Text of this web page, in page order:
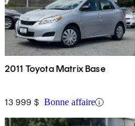
2011 Toyota Matrix Base
13 999 $ Bonne affaire